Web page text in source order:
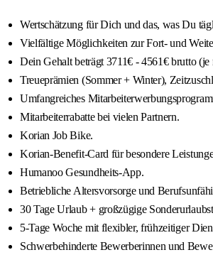
Wertschätzung für Dich und das, was Du
Vielfältige Möglichkeiten zur Fort- und
Dein Gehalt beträgt 3711€ - 4561€ brutto
Treueprämien (Sommer + Winter),
Umfangreiches
Mitarbeiterrabatte bei vielen Partnern.
Korian Job Bike.
Korian-Benefit-Card für besondere
Humanoo Gesundheits-App.
Betriebliche Altersvorsorge und
30 Tage Urlaub + großzügige
5-Tage Woche mit flexibler, frühzeitiger
Schwerbehinderte Bewerberinnen und